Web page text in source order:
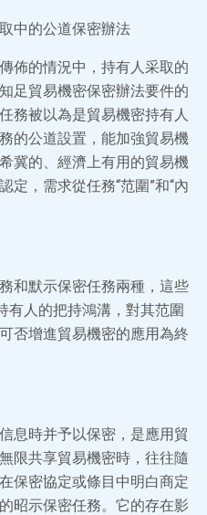
中的公道保密辦法
佈的情況中，持有人采取的
足貿易機密保密辦法要件的
務被以為是貿易機密持有人
的公道設置，能加強貿易機
冀的、經濟上有用的貿易機
定，需求從任務“范圍”和“內
和默示保密任務兩種，這些
有人的把持鴻溝，對其范圍
否增進貿易機密的應用為終
息時并予以保密，是應用貿
限共享貿易機密時，往往隨
保密協定或條目中明白商定
昭示保密任務。它的存在影